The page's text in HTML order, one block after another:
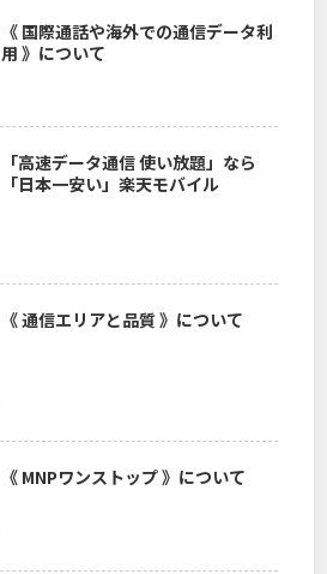
《 国際通話や海外での通信データ利
用 》について
「高速データ通信 使い放題」なら
「日本一安い」楽天モバイル
《 通信エリアと品質 》について
《 MNPワンストップ 》について